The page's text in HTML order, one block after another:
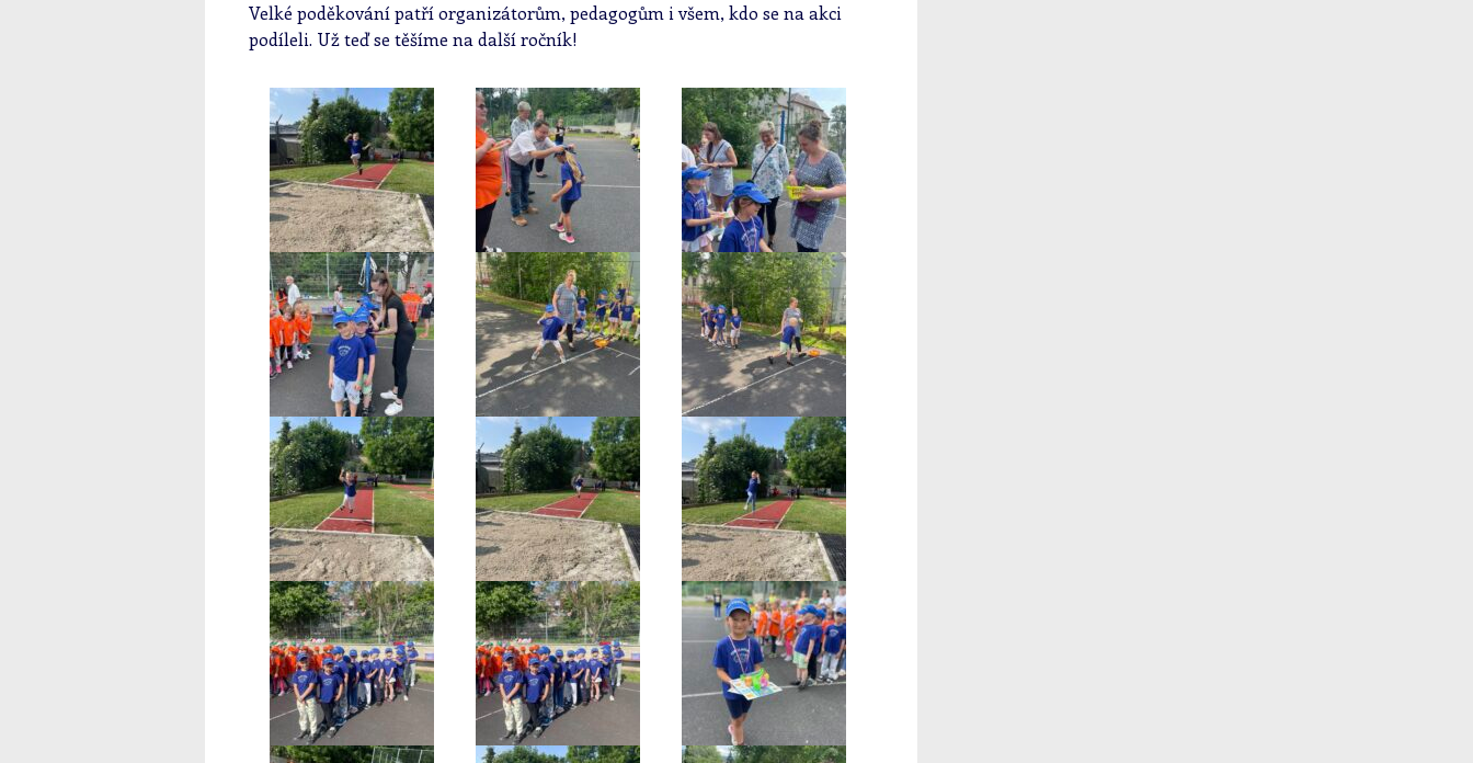
Velké poděkování patří organizátorům, pedagogům i všem, kdo se na akci
podíleli. Už teď se těšíme na další ročník!